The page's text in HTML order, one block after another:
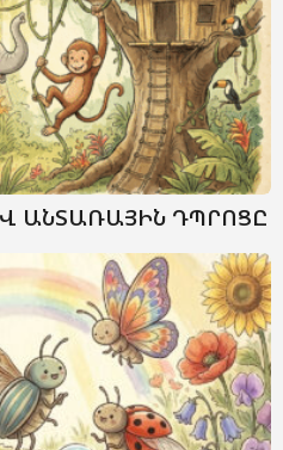
ԱՆՏԱՌԱՅԻՆ ԴՊՐՈՑԸ